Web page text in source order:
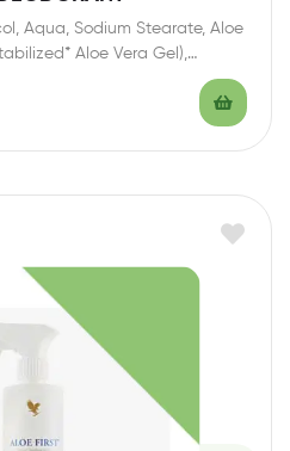
Aqua, Sodium Stearate, Aloe
Aloe Vera Gel),